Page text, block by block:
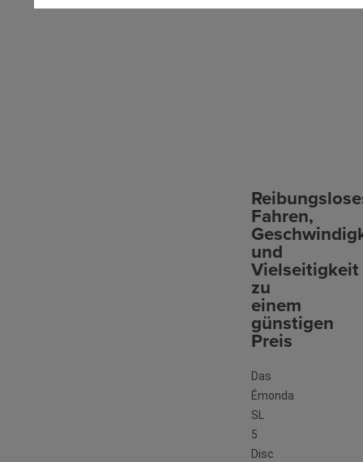
Fahren,
und
Vielseitigkeit
zu
einem
günstigen
Preis
Das
Émonda
SL
5
Disc